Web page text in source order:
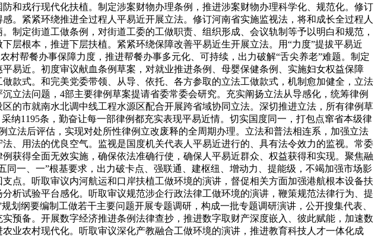
和戎行现代化扶植。制定涉案财物办理条例，推进涉案财物办理科学化、规范化。修订
。紧紧环绕推进全过程人平易近开展立法。修订河南省实施监视法，将和成长全过程人
定街道工做条例，对街道工委的工做职责、组织形成、会议轨制等予以明白和规范，
层根本，推进下层扶植。紧紧环绕保障改善平易近生开展立法。用“力度”提拔平易近
村帮餐办事保障力度，推进帮餐办事多元化、可持续，出力破解“舌尖养老”难题。制定
易近。初度审议献血条例草案，对就业推进条例、母婴保健条例、实施妇女权益保障
款式。和完美党委带领、从导、依托、各方参取的立法工做款式，机制愈加健全，立法
立法问题，4部主要律例草案提请省委常委会研究。充实阐扬立法从导感化，统筹律例
的市就南水北调中线工程水源区配合开展跨省域协同立法。深切推进立法，所有律例草
纳1195条，勤奋让每一部律例都充实表现平易近情。切实国度同一，打包点窜省本级律
法后评估，实现对处所性律例立改废释的全周期办理。立法和普法相连系，加强立法
、用法的优良空气。监视是国度机关代表人平易近进行的、具有法令效力的监视。常委
获得全面无效实施，确保依法准确行使，确保人平易近群众、权益获得和实现。聚焦融
一、一”根基要求，出力破卡点、强联通、建枢纽、增动力、提能级，不竭加强市场影
点。听取审议内河航运和口岸扶植工做环境的演讲，督促相关方面加强港航根本设备扶
析试验平台感化。听取审议规范涉企行政法律工做环境的演讲，鞭策规范法律行为、提
纲要编制工做若干主要问题开展专题调研，构成一批专题调研演讲，公开搜集代表、
预备。开展数字经济推进条例法律查抄，推进数字取财产深度嵌入、彼此赋能，加速数
业农村现代化。听取审议深化产教融合工做环境的演讲，推进教育科技人才一体化成